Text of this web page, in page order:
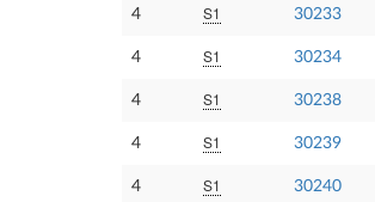
4 S1 30233
4 S1 30234
4 S1 30238
4 S1 30239
4 S1 30240